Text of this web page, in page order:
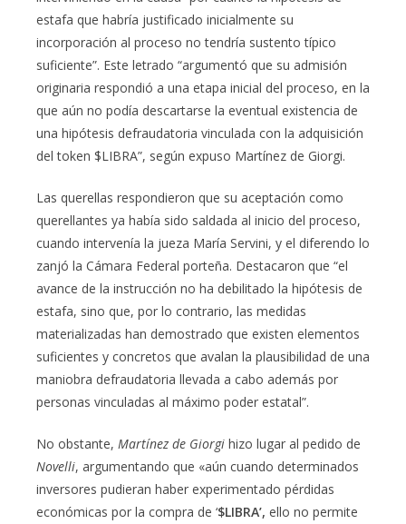
estafa que habría justificado inicialmente su
incorporación al proceso no tendría sustento típico
suficiente”. Este letrado “argumentó que su admisión
originaria respondió a una etapa inicial del proceso, en la
que aún no podía descartarse la eventual existencia de
una hipótesis defraudatoria vinculada con la adquisición
del token $LIBRA”, según expuso Martínez de Giorgi.
Las querellas respondieron que su aceptación como
querellantes ya había sido saldada al inicio del proceso,
cuando intervenía la jueza María Servini, y el diferendo lo
zanjó la Cámara Federal porteña. Destacaron que “el
avance de la instrucción no ha debilitado la hipótesis de
estafa, sino que, por lo contrario, las medidas
materializadas han demostrado que existen elementos
suficientes y concretos que avalan la plausibilidad de una
maniobra defraudatoria llevada a cabo además por
personas vinculadas al máximo poder estatal”.
No obstante, Martínez de Giorgi hizo lugar al pedido de
Novelli, argumentando que «aún cuando determinados
inversores pudieran haber experimentado pérdidas
económicas por la compra de ‘$LIBRA’, ello no permite